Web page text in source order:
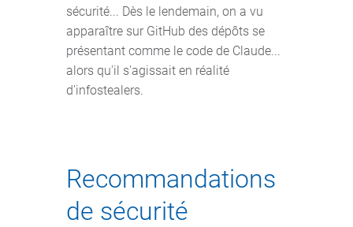
sécurité... Dès le lendemain, on a vu
apparaître sur GitHub des dépôts se
présentant comme le code de Claude...
alors qu'il s'agissait en réalité
d'infostealers.
Recommandations
de sécurité